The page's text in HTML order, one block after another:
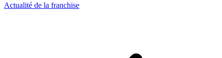
Actualité de la franchise